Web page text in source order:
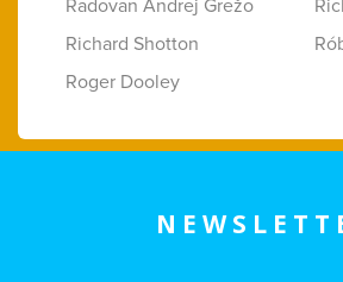
Radovan Andrej Grežo
Richard Shotton
Roger Dooley